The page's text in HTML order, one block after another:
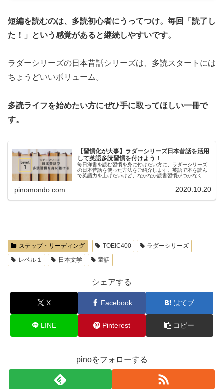
短編を読むのは、多読初心者にうってつけ。毎回「読了し
た！」という感覚があると継続しやすいです。
ラダーシリーズの日本昔話シリーズは、多読スタートには
ちょうどいいボリューム。
多読ライフを始めたい方にぜひ手に取ってほしい一冊で
す。
【習慣化が大事】ラダーシリーズ日本昔話を活用
して英語多読習慣を付けよう！
毎日洋書を読む習慣を身に付けたい方に、ラダーシリーズ
の日本昔話を使った方法をご紹介します。英語で本を読ん
で英語力を上げたいけど、なかなか読書習慣がつかなくて
pinomondo.com 2020.10.20
ステップ・リーディング TOEIC400
ラダーシリーズ
レベル１
日本文学 童話
シェアする
X Facebook はてブ
LINE Pinterest コピー
pinoをフォローする